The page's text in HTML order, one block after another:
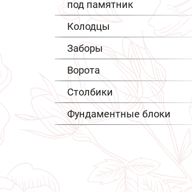
под памятник
Колодцы
Заборы
Ворота
Столбики
Фундаментные блоки